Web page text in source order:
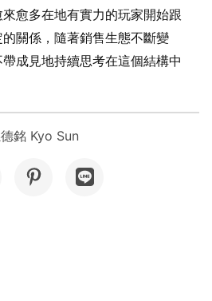
愈多在地有實力的玩家開始跟
關係，隨著銷售生態不斷變
成見地持續思考在這個結構中
銘 Kyo Sun